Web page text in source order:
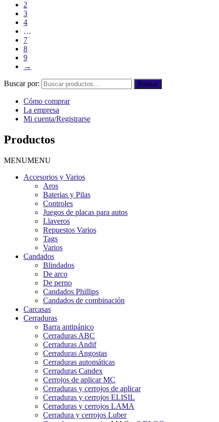
2
3
4
…
7
8
9
→
Buscar por: Buscar
Cómo comprar
La empresa
Mi cuenta/Registrarse
Productos
MENUMENU
Accesorios y Varios
Aros
Baterias y Pilas
Controles
Juegos de placas para autos
Llaveros
Repuestos Varios
Tags
Varios
Candados
Blindados
De arco
De perno
Candados Phillips
Candados de combinación
Carcasas
Cerraduras
Barra antipánico
Cerraduras ABC
Cerraduras Andif
Cerraduras Angostas
Cerraduras automáticas
Cerraduras Candex
Cerrojos de aplicar MC
Cerraduras y cerrojos de aplicar
Cerraduras y cerrojos ELISIL
Cerraduras y cerrojos LAMA
Cerradura y cerrojos Luber